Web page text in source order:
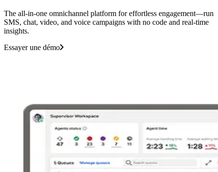
The all-in-one omnichannel platform for effortless engagement—run
SMS, chat, video, and voice campaigns with no code and real-time
insights.
Essayer une démo